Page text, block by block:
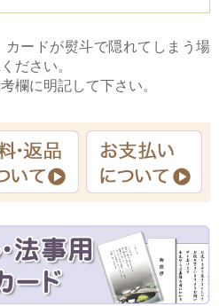
ードが熨斗で隠れてしまう場
ださい。
欄に明記して下さい。